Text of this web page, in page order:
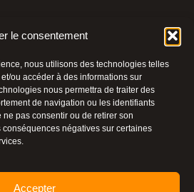
le consentement
nous utilisons des technologies telles
ou accéder à des informations sur
nous permettra de traiter des
de navigation ou les identifiants
pas consentir ou de retirer son
négatives sur certaines
Accepter
du FEDER (REACT-UE) dans le cadre de la
à la pandémie COVID-19.